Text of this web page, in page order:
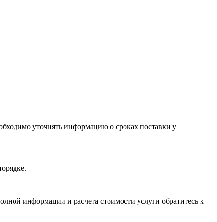
уточнять информацию о сроках поставки у
информации и расчета стоимости услуги обратитесь к